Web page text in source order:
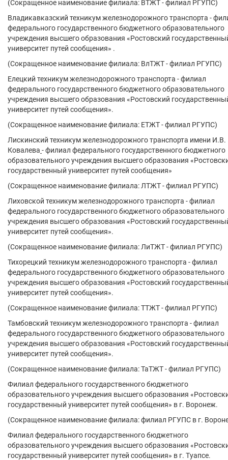
(Сокращенное наименование филиала: ВТЖТ - филиал РГУПС)
Владикавказский техникум железнодорожного транспорта -
федерального государственного бюджетного образовательного
учреждения высшего образования «Ростовский
университет путей сообщения» .
(Сокращенное наименование филиала: ВлТЖТ - филиал РГУПС)
Елецкий техникум железнодорожного транспорта - филиал
федерального государственного бюджетного образовательного
учреждения высшего образования «Ростовский
университет путей сообщения».
(Сокращенное наименование филиала: ЕТЖТ - филиал РГУПС)
Лискинский техникум железнодорожного транспорта имени И.В.
Ковалева - филиал федерального государственного бюджетного
образовательного учреждения высшего образования
государственный университет путей сообщения»
(Сокращенное наименование филиала: ЛТЖТ - филиал РГУПС)
Лиховской техникум железнодорожного транспорта - филиал
федерального государственного бюджетного образовательного
учреждения высшего образования «Ростовский
университет путей сообщения».
(Сокращенное наименование филиала: ЛиТЖТ - филиал РГУПС)
Тихорецкий техникум железнодорожного транспорта - филиал
федерального государственного бюджетного образовательного
учреждения высшего образования «Ростовский
университет путей сообщения».
(Сокращенное наименование филиала: ТТЖТ - филиал РГУПС)
Тамбовский техникум железнодорожного транспорта - филиал
федерального государственного бюджетного образовательного
учреждения высшего образования «Ростовский
университет путей сообщения».
(Сокращенное наименование филиала: ТаТЖТ - филиал РГУПС)
Филиал федерального государственного бюджетного
образовательного учреждения высшего образования
государственный университет путей сообщения» в г. Воронеж.
(Сокращенное наименование филиала: филиал РГУПС в г.
Филиал федерального государственного бюджетного
образовательного учреждения высшего образования
государственный университет путей сообщения» в г. Туапсе.